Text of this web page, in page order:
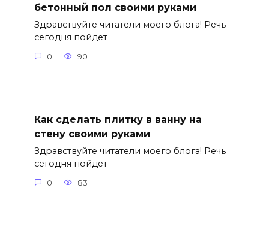
бетонный пол своими руками
Здравствуйте читатели моего блога! Речь
сегодня пойдет
0 90
Как сделать плитку в ванну на
стену своими руками
Здравствуйте читатели моего блога! Речь
сегодня пойдет
0 83